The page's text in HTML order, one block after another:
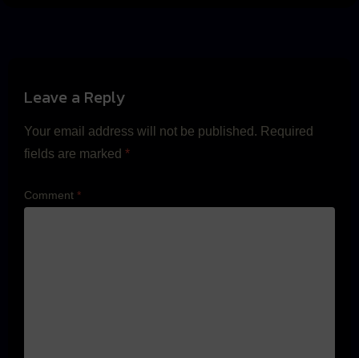
Leave a Reply
Your email address will not be published. Required
fields are marked *
Comment *